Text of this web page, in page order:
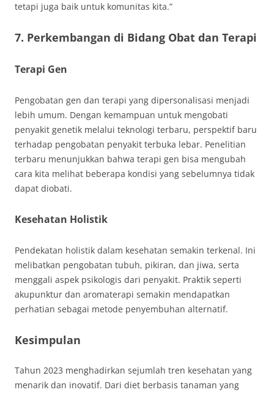
tetapi juga baik untuk komunitas kita.”
7. Perkembangan di Bidang Obat dan Terapi
Terapi Gen
Pengobatan gen dan terapi yang dipersonalisasi menjadi
lebih umum. Dengan kemampuan untuk mengobati
penyakit genetik melalui teknologi terbaru, perspektif baru
terhadap pengobatan penyakit terbuka lebar. Penelitian
terbaru menunjukkan bahwa terapi gen bisa mengubah
cara kita melihat beberapa kondisi yang sebelumnya tidak
dapat diobati.
Kesehatan Holistik
Pendekatan holistik dalam kesehatan semakin terkenal. Ini
melibatkan pengobatan tubuh, pikiran, dan jiwa, serta
menggali aspek psikologis dari penyakit. Praktik seperti
akupunktur dan aromaterapi semakin mendapatkan
perhatian sebagai metode penyembuhan alternatif.
Kesimpulan
Tahun 2023 menghadirkan sejumlah tren kesehatan yang
menarik dan inovatif. Dari diet berbasis tanaman yang